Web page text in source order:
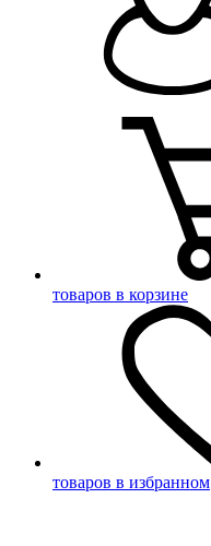
товаров в корзине
товаров в избранном